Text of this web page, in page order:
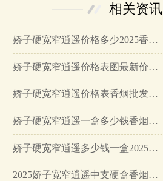
相关资讯
娇子硬宽窄逍遥价格多少2025香烟最新价格…
娇子硬宽窄逍遥价格表图最新价格…
娇子硬宽窄逍遥价格表香烟批发价格表大全…
娇子硬宽窄逍遥一盒多少钱香烟零售价格表…
娇子硬宽窄逍遥多少钱一盒2025最新价格…
2025娇子宽窄逍遥中支硬盒香烟价格表图…